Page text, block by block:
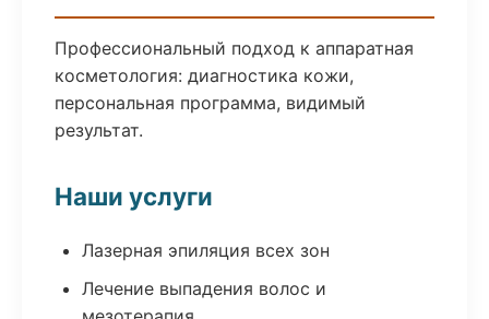
Профессиональный подход к аппаратная
косметология: диагностика кожи,
персональная программа, видимый
результат.
Наши услуги
Лазерная эпиляция всех зон
Лечение выпадения волос и